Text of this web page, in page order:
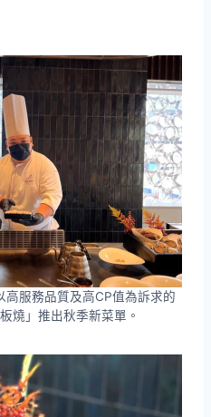
高服務品質及高CP值為訴求的
燒」推出秋季新菜單。